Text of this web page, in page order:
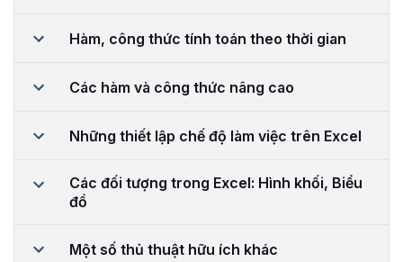
Hàm, công thức tính toán theo thời gian
Các hàm và công thức nâng cao
Những thiết lập chế độ làm việc trên Excel
Các đối tượng trong Excel: Hình khối, Biểu
đồ
Một số thủ thuật hữu ích khác